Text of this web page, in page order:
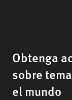
Obtenga
sobre
el mundo